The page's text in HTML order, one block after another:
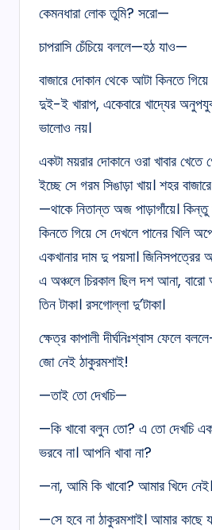
কেমনধারা লোক তুমি? সরো—
চাপরাসি চেঁচিয়ে বললে—হঠ যাও—
বাজারে দোকান থেকে আটা কিনতে
দুই-ই খারাপ, একেবারে খাদ্যের
ভালোও নয়।
একটা ময়রার দোকানে ওরা খাবার খেতে
ইচ্ছে সে গরম সিঙাড়া খায়। শহর
—থাকে নিতান্ত অজ পাড়াগাঁয়ে। কিন্তু
কিনতে গিয়ে সে দেখলে পানের খিলি
একখানার দাম দু পয়সা। জিনিসপত্রের
এ অঞ্চলে চিরকাল ছিল দশ আনা,
তিন টাকা। রসগোল্লা দু’টাকা।
ক্ষেত্র কাপালী দীর্ঘনিঃশ্বাস ফেলে
জো নেই ঠাকুরমশাই!
—তাই তো দেখচি—
—কি খাবো বলুন তো? এ তো দেখচি এক
ভরবে না। আপনি খাবা না?
—না, আমি কি খাবো? আমার খিদে নেই।
—সে হবে না ঠাকুরমশাই। আমার